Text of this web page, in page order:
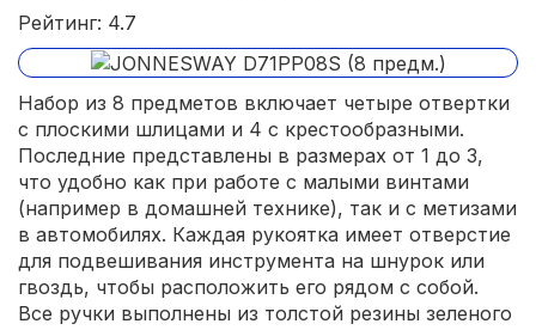
Рейтинг: 4.7
Набор из 8 предметов включает четыре отвертки
с плоскими шлицами и 4 с крестообразными.
Последние представлены в размерах от 1 до 3,
что удобно как при работе с малыми винтами
(например в домашней технике), так и с метизами
в автомобилях. Каждая рукоятка имеет отверстие
для подвешивания инструмента на шнурок или
гвоздь, чтобы расположить его рядом с собой.
Все ручки выполнены из толстой резины зеленого